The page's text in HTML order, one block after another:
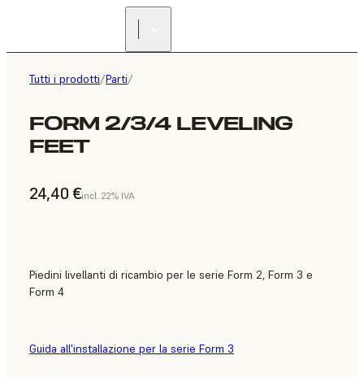
Tutti i prodotti/Parti/
FORM 2/3/4 LEVELING
FEET
24,40 €incl. 22% IVA
Piedini livellanti di ricambio per le serie Form 2, Form 3 e
Form 4
Guida all'installazione per la serie Form 3